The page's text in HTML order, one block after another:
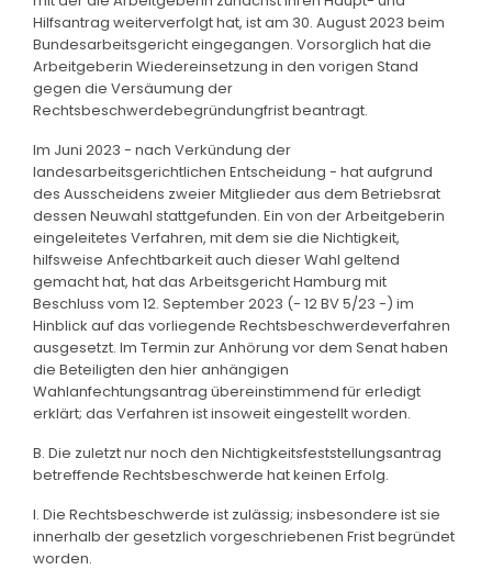
Hilfsantrag weiterverfolgt hat, ist am 30. August 2023 beim
Bundesarbeitsgericht eingegangen. Vorsorglich hat die
Arbeitgeberin Wiedereinsetzung in den vorigen Stand
gegen die Versäumung der
Rechtsbeschwerdebegründungfrist beantragt.
Im Juni 2023 - nach Verkündung der
landesarbeitsgerichtlichen Entscheidung - hat aufgrund
des Ausscheidens zweier Mitglieder aus dem Betriebsrat
dessen Neuwahl stattgefunden. Ein von der Arbeitgeberin
eingeleitetes Verfahren, mit dem sie die Nichtigkeit,
hilfsweise Anfechtbarkeit auch dieser Wahl geltend
gemacht hat, hat das Arbeitsgericht Hamburg mit
Beschluss vom 12. September 2023 (- 12 BV 5/23 -) im
Hinblick auf das vorliegende Rechtsbeschwerdeverfahren
ausgesetzt. Im Termin zur Anhörung vor dem Senat haben
die Beteiligten den hier anhängigen
Wahlanfechtungsantrag übereinstimmend für erledigt
erklärt; das Verfahren ist insoweit eingestellt worden.
B. Die zuletzt nur noch den Nichtigkeitsfeststellungsantrag
betreffende Rechtsbeschwerde hat keinen Erfolg.
I. Die Rechtsbeschwerde ist zulässig; insbesondere ist sie
innerhalb der gesetzlich vorgeschriebenen Frist begründet
worden.